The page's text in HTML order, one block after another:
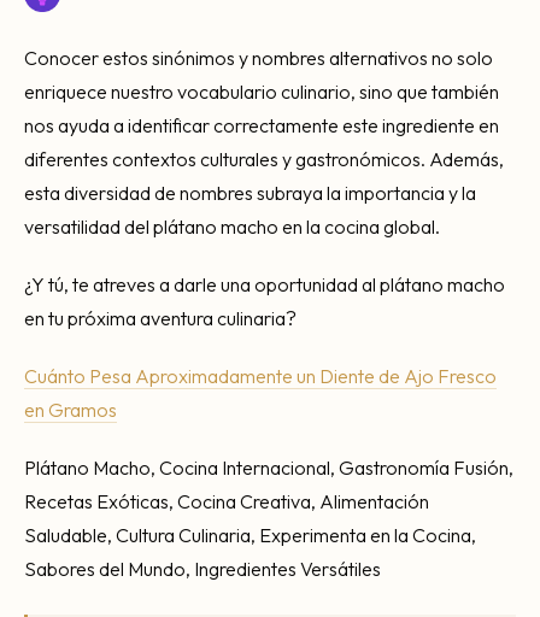
Conocer estos sinónimos y nombres alternativos no solo
enriquece nuestro vocabulario culinario, sino que también
nos ayuda a identificar correctamente este ingrediente en
diferentes contextos culturales y gastronómicos. Además,
esta diversidad de nombres subraya la importancia y la
versatilidad del plátano macho en la cocina global.
¿Y tú, te atreves a darle una oportunidad al plátano macho
en tu próxima aventura culinaria?
Cuánto Pesa Aproximadamente un Diente de Ajo Fresco
en Gramos
Plátano Macho, Cocina Internacional, Gastronomía Fusión,
Recetas Exóticas, Cocina Creativa, Alimentación
Saludable, Cultura Culinaria, Experimenta en la Cocina,
Sabores del Mundo, Ingredientes Versátiles